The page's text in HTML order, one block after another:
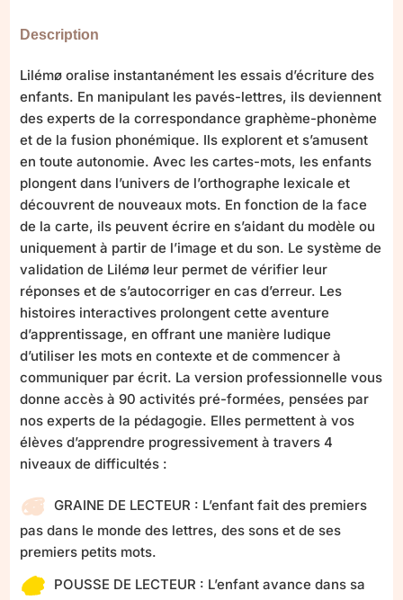
Description
Lilémø oralise instantanément les essais d’écriture des
enfants. En manipulant les pavés-lettres, ils deviennent
des experts de la correspondance graphème-phonème
et de la fusion phonémique. Ils explorent et s’amusent
en toute autonomie. Avec les cartes-mots, les enfants
plongent dans l’univers de l’orthographe lexicale et
découvrent de nouveaux mots. En fonction de la face
de la carte, ils peuvent écrire en s’aidant du modèle ou
uniquement à partir de l’image et du son. Le système de
validation de Lilémø leur permet de vérifier leur
réponses et de s’autocorriger en cas d’erreur. Les
histoires interactives prolongent cette aventure
d’apprentissage, en offrant une manière ludique
d’utiliser les mots en contexte et de commencer à
communiquer par écrit. La version professionnelle vous
donne accès à 90 activités pré-formées, pensées par
nos experts de la pédagogie. Elles permettent à vos
élèves d’apprendre progressivement à travers 4
niveaux de difficultés :
GRAINE DE LECTEUR : L’enfant fait des premiers
pas dans le monde des lettres, des sons et de ses
premiers petits mots.
POUSSE DE LECTEUR : L’enfant avance dans sa